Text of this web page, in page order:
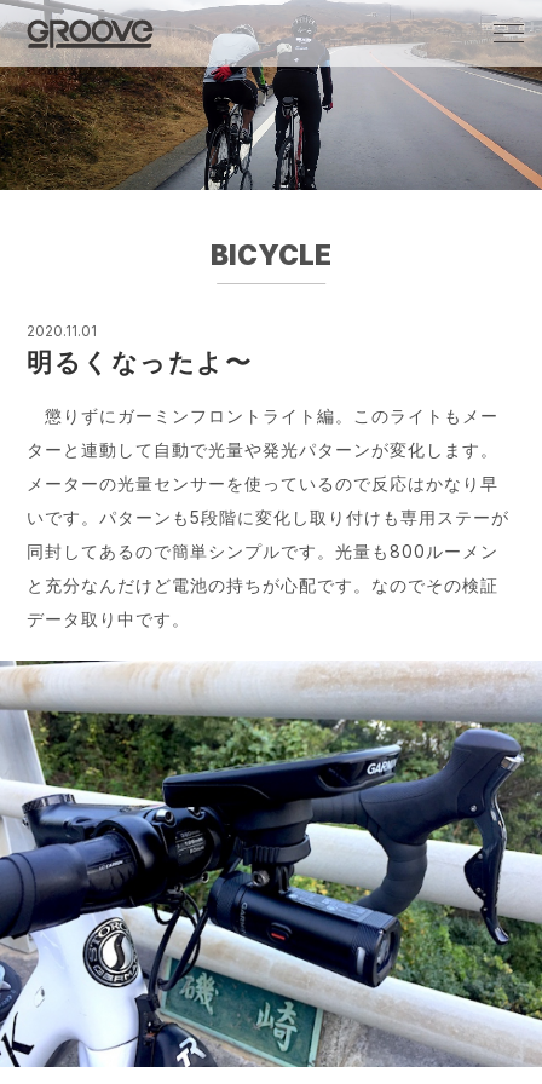
Groove 自転車 カフェ 輸入車・国産車のチ
ューニング/販売
BICYCLE
2020.11.01
明るくなったよ〜
懲りずにガーミンフロントライト編。このライトもメー
ターと連動して自動で光量や発光パターンが変化します。
メーターの光量センサーを使っているので反応はかなり早
いです。パターンも5段階に変化し取り付けも専用ステーが
同封してあるので簡単シンプルです。光量も800ルーメン
と充分なんだけど電池の持ちが心配です。なのでその検証
データ取り中です。